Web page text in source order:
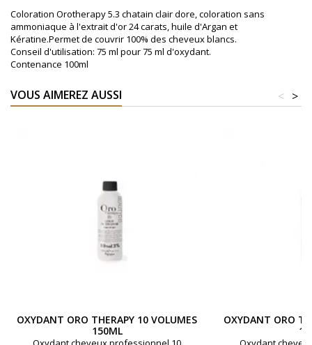
Coloration Orotherapy 5.3 chatain clair dore, coloration sans
ammoniaque à l'extrait d'or 24 carats, huile d'Argan et
Kératine.Permet de couvrir 100% des cheveux blancs.
Conseil d'utilisation: 75 ml pour 75 ml d'oxydant.
Contenance 100ml
VOUS AIMEREZ AUSSI >
<
OXYDANT ORO THERAPY 10 VOLUMES
150ML
OXYDANT ORO